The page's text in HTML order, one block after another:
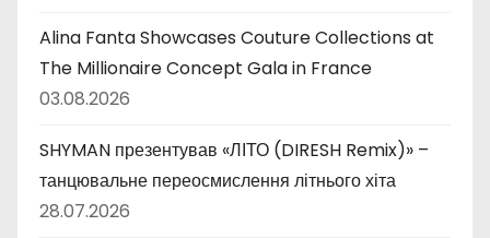
Alina Fanta Showcases Couture Collections at
The Millionaire Concept Gala in France
03.08.2026
SHYMAN презентував «ЛІТО (DIRESH Remix)» –
танцювальне переосмислення літнього хіта
28.07.2026